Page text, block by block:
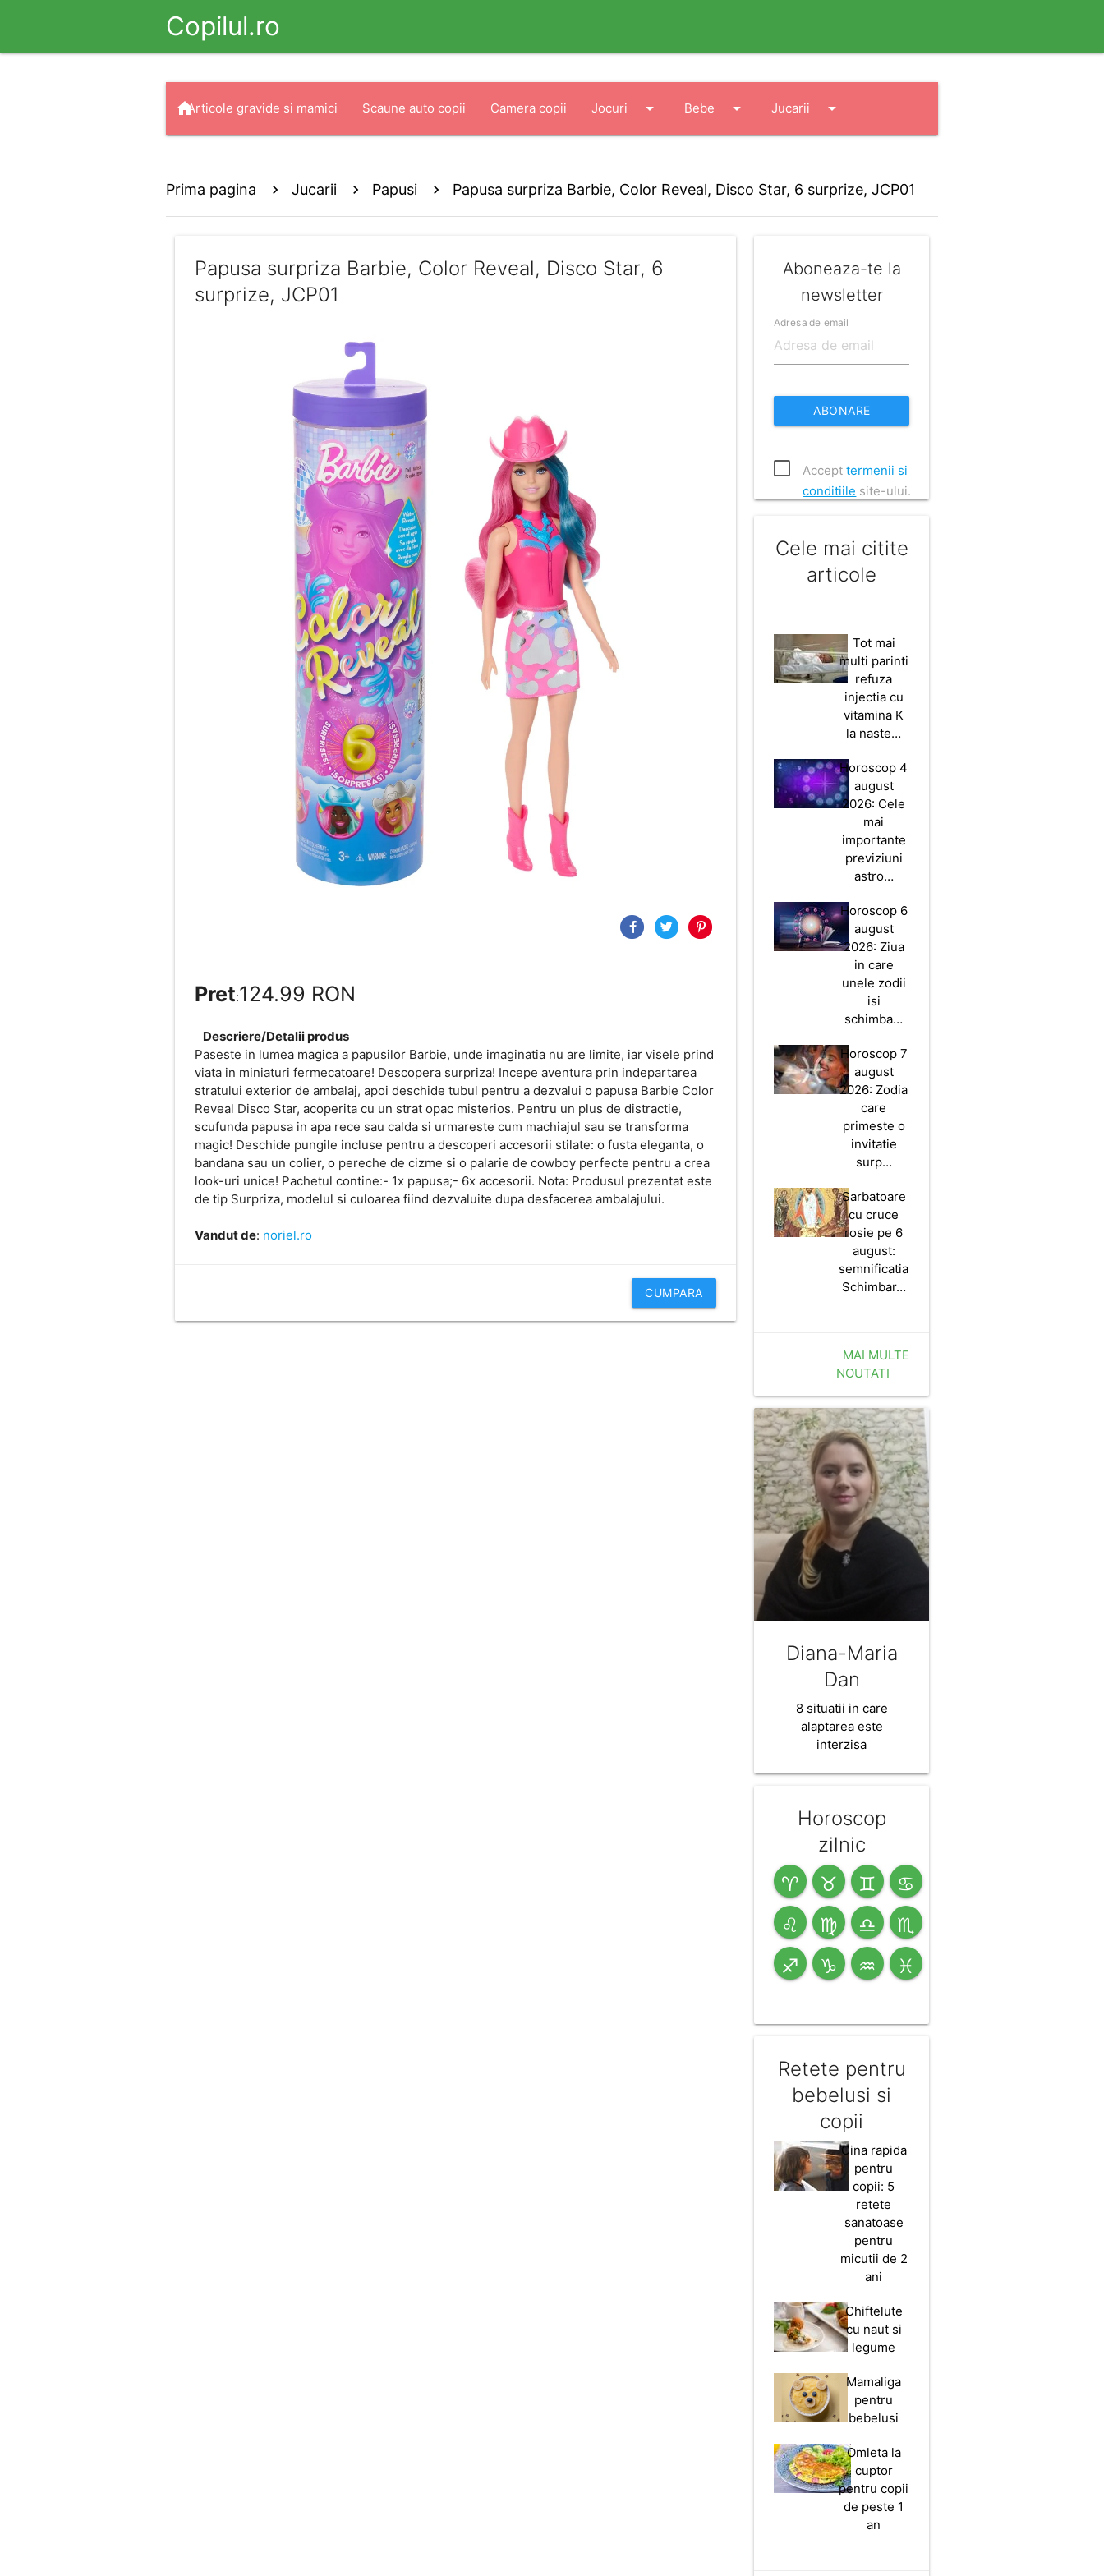
Copilul.ro
homeArticole gravide si mamici Scaune auto copii Camera copii Jocuri arrow_drop_down Bebe arrow_drop_down Jucarii arrow_drop_down
Prima pagina Jucarii Papusi Papusa surpriza Barbie, Color Reveal, Disco Star, 6 surprize, JCP01
Papusa surpriza Barbie, Color Reveal, Disco Star, 6
surprize, JCP01
Pret:124.99 RON
Descriere/Detalii produs
Paseste in lumea magica a papusilor Barbie, unde imaginatia nu are limite, iar visele prind
viata in miniaturi fermecatoare! Descopera surpriza! Incepe aventura prin indepartarea
stratului exterior de ambalaj, apoi deschide tubul pentru a dezvalui o papusa Barbie Color
Reveal Disco Star, acoperita cu un strat opac misterios. Pentru un plus de distractie,
scufunda papusa in apa rece sau calda si urmareste cum machiajul sau se transforma
magic! Deschide pungile incluse pentru a descoperi accesorii stilate: o fusta eleganta, o
bandana sau un colier, o pereche de cizme si o palarie de cowboy perfecte pentru a crea
look-uri unice! Pachetul contine:- 1x papusa;- 6x accesorii. Nota: Produsul prezentat este
de tip Surpriza, modelul si culoarea fiind dezvaluite dupa desfacerea ambalajului.
Vandut de: noriel.ro
CUMPARA
Aboneaza-te la
newsletter
Adresa de email
ABONARE
Accepttermenii si
conditiile site-ului.
Cele mai citite
articole
Tot mai
multi parinti
refuza
injectia cu
vitamina K
la naste…
Horoscop 4
august
2026: Cele
mai
importante
previziuni
astro…
Horoscop 6
august
2026: Ziua
in care
unele zodii
isi
schimba…
Horoscop 7
august
2026: Zodia
care
primeste o
invitatie
surp…
Sarbatoare
cu cruce
rosie pe 6
august:
semnificatia
Schimbar…
MAI MULTE
NOUTATI
Diana-Maria
Dan
8 situatii in care
alaptarea este
interzisa
Horoscop
zilnic
♈ ♉ ♊ ♋
♌ ♍ ♎ ♏
♐ ♑ ♒ ♓
Retete pentru
bebelusi si
copii
Cina rapida
pentru
copii: 5
retete
sanatoase
pentru
micutii de 2
ani
Chiftelute
cu naut si
legume
Mamaliga
pentru
bebelusi
Omleta la
cuptor
pentru copii
de peste 1
an